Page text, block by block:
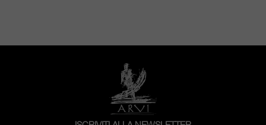
donne sono ricordate per il famoso
motto del padre "La qualità prima della
quantità". Seguendo l'affascinante
guida delle sorelle, Catherine Péré-
Vergé acquistò la proprietà nel 2002,
ampliando immediatamente i vigneti e